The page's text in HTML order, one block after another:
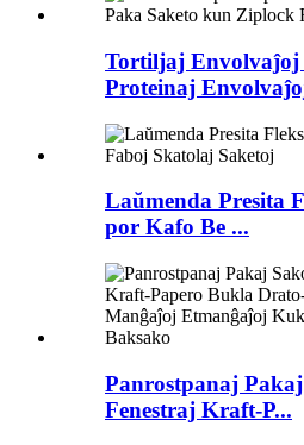
Tortiljaj Envolvaĵoj
Proteinaj
Laŭmenda Presita
por Kafo Be ...
Panrostpanaj
Fenestraj Kraft-P...